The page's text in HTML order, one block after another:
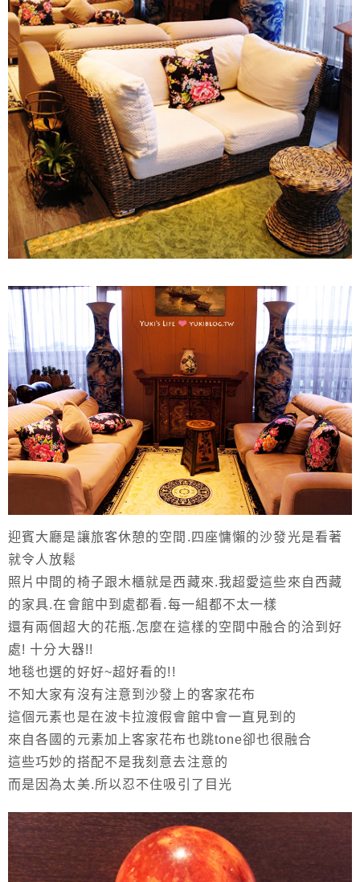
迎賓大廳是讓旅客休憩的空間.四座慵懶的沙發光是看著
就令人放鬆
照片中間的椅子跟木櫃就是西藏來.我超愛這些來自西藏
的家具.在會館中到處都看.每一組都不太一樣
還有兩個超大的花瓶.怎麼在這樣的空間中融合的洽到好
處! 十分大器!!
地毯也選的好好~超好看的!!
不知大家有沒有注意到沙發上的客家花布
這個元素也是在波卡拉渡假會館中會一直見到的
來自各國的元素加上客家花布也跳tone卻也很融合
這些巧妙的搭配不是我刻意去注意的
而是因為太美.所以忍不住吸引了目光